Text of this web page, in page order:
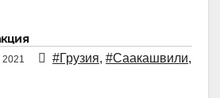
#Грузия, #Саакашвили,